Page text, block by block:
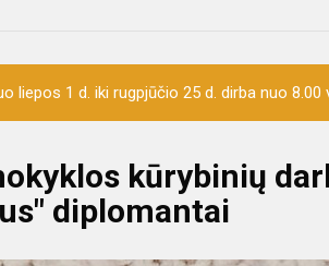
liepos 1 d. iki rugpjūčio 25 d. dirba nuo 8.00
kūrybinių
diplomantai